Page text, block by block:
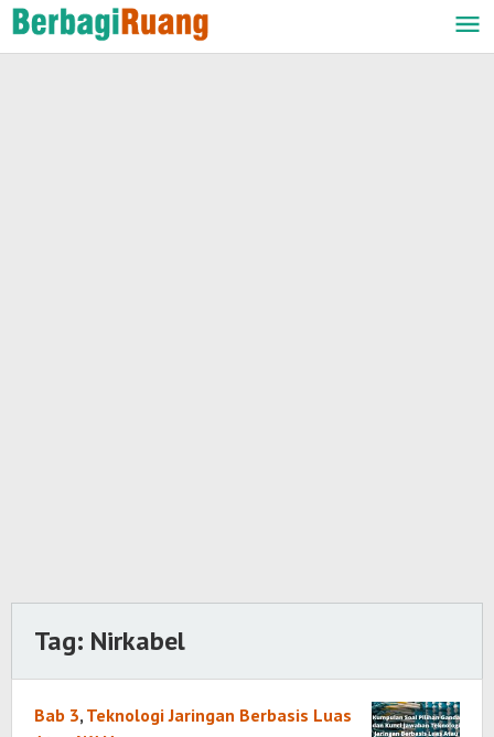
Lewati
ke
Tag: Nirkabel
Bab 3, Teknologi Jaringan Berbasis Luas